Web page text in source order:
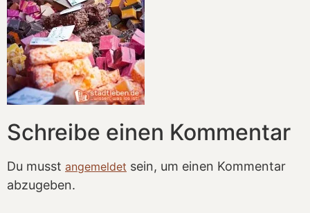
Schreibe einen Kommentar
Du musst angemeldet sein, um einen Kommentar
abzugeben.